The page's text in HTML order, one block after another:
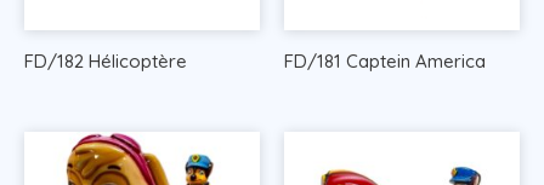
FD/182 Hélicoptère FD/181 Captein America